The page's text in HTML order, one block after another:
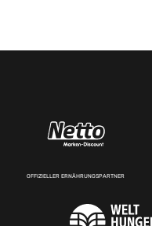
OFFIZIELLER ERNÄHRUNGSPARTNER